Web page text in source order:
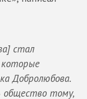
стал
Добролюбова.
общество тому,